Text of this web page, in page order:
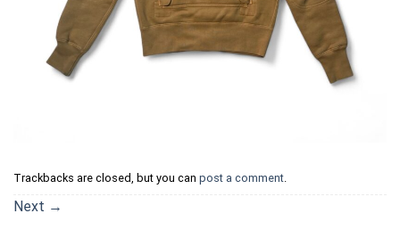
Trackbacks are closed, but you can post a comment.
Next →